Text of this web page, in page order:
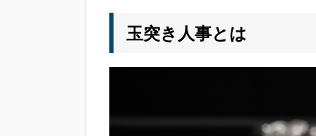
玉突き人事とは